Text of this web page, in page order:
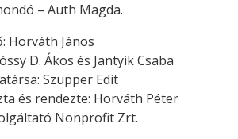
– Auth Magda.
Horváth János
D. Ákos és Jantyik Csaba
Szupper Edit
és rendezte: Horváth Péter
Nonprofit Zrt.